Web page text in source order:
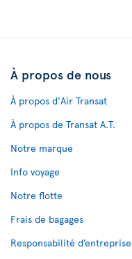
À propos de nous
À propos d'Air Transat
À propos de Transat A.T.
Notre marque
Info voyage
Notre flotte
Frais de bagages
Responsabilité d’entreprise